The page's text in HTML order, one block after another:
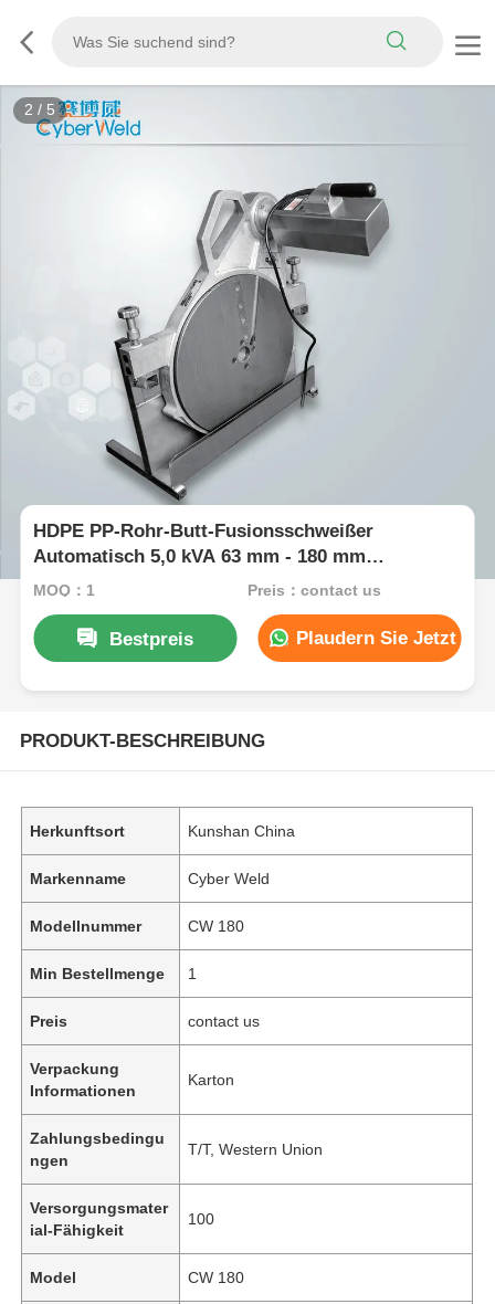
3 / 5
HDPE PP-Rohr-Butt-Fusionsschweißer
Automatisch 5,0 kVA 63 mm - 180 mm
Schweißdurchmesser
MOQ：1 Preis：contact us
Bestpreis Plaudern Sie Jetzt
PRODUKT-BESCHREIBUNG
Herkunftsort Kunshan China
Markenname Cyber Weld
Modellnummer CW 180
Min Bestellmenge 1
Preis contact us
Verpackung
Informationen
Karton
Zahlungsbedingu
ngen
T/T, Western Union
Versorgungsmater
ial-Fähigkeit
100
Model CW 180